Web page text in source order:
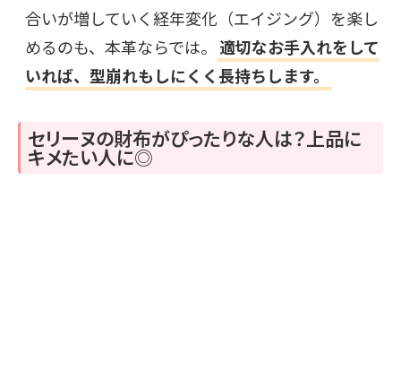
合いが増していく経年変化（エイジング）を楽し
めるのも、本革ならでは。 適切なお手入れをして
いれば、型崩れもしにくく長持ちします。
セリーヌの財布がぴったりな人は？上品に
キメたい人に◎